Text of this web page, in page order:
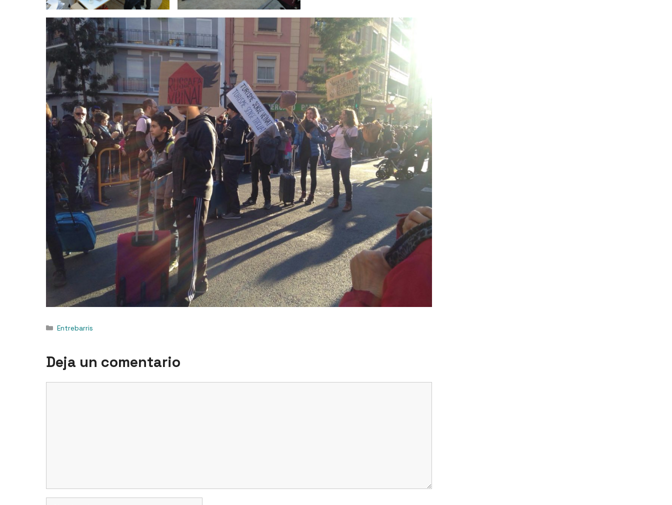
Categorías
Entrebarris
Deja un comentario